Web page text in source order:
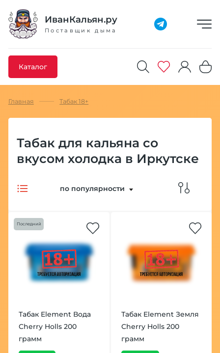
ИванКальян.ру
Поставщик дыма
Каталог
Добавлено максимальное кол-во товара
Главная Табак 18+
Табак для кальяна со
вкусом холодка в Иркутске
по популярности
Последний
Табак Element Вода
Cherry Holls 200
грамм
Табак Element Земля
Cherry Holls 200
грамм